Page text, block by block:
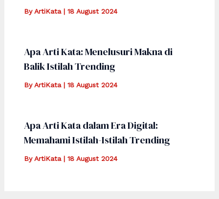
ByArtiKata | 18 August 2024
Apa Arti Kata: Menelusuri Makna di
Balik Istilah Trending
ByArtiKata | 18 August 2024
Apa Arti Kata dalam Era Digital:
Memahami Istilah-Istilah Trending
ByArtiKata | 18 August 2024